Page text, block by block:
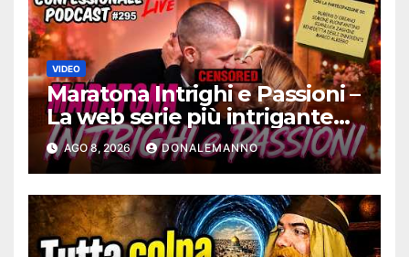
VIDEO
Maratona Intrighi e Passioni –
La web serie più intrigante
d’Italia |
#ConfessionalePodcast 295
AGO 8, 2026 DONALEMANNO